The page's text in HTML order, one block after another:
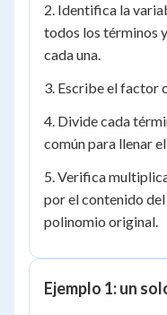
2. Identifica la
todos los términos
cada una.
3. Escribe el factor
4. Divide cada
común para llenar
5. Verifica
por el contenido
polinomio original.
Ejemplo 1: un